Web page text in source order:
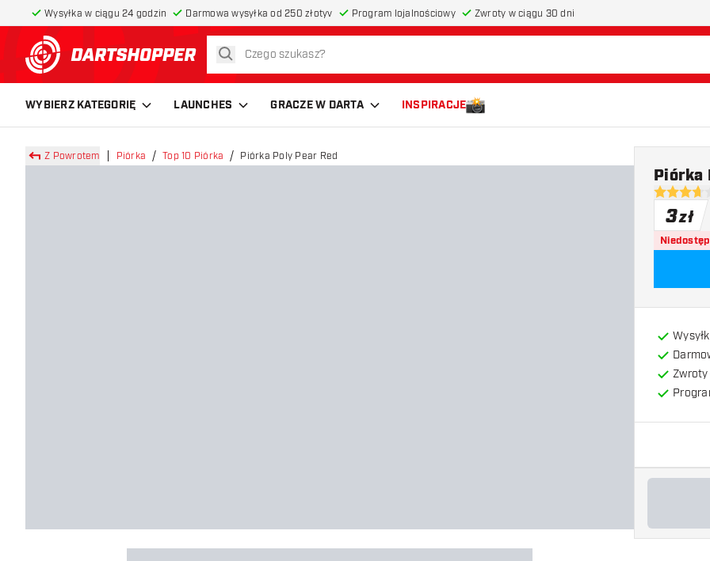
Wysyłka w ciągu 24 godzin Darmowa wysyłka od 250 złotyv Program lojalnościowy Zwroty w ciągu 30 dni
powrót do strony głównej
szukaj
WYBIERZ KATEGORIĘ LAUNCHES GRACZE W DARTA INSPIRACJE
Z Powrotem Piórka Top 10 Piórka Piórka Poly Pear Red
3.7
Piórka
3zł
Zwroty